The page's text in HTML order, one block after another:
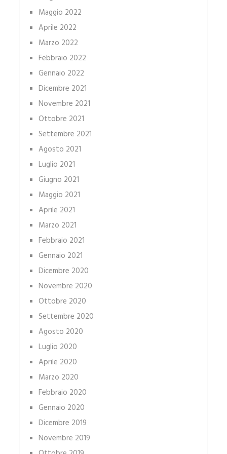
Maggio 2022
Aprile 2022
Marzo 2022
Febbraio 2022
Gennaio 2022
Dicembre 2021
Novembre 2021
Ottobre 2021
Settembre 2021
Agosto 2021
Luglio 2021
Giugno 2021
Maggio 2021
Aprile 2021
Marzo 2021
Febbraio 2021
Gennaio 2021
Dicembre 2020
Novembre 2020
Ottobre 2020
Settembre 2020
Agosto 2020
Luglio 2020
Aprile 2020
Marzo 2020
Febbraio 2020
Gennaio 2020
Dicembre 2019
Novembre 2019